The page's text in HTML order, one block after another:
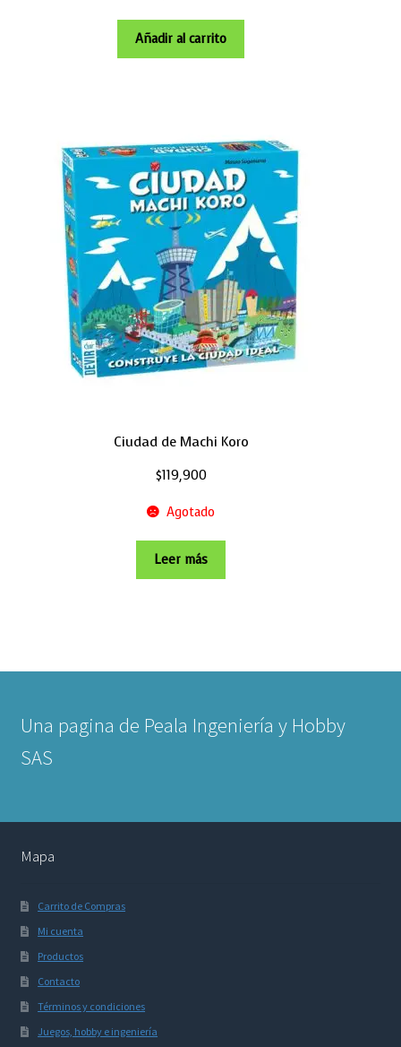
Añadir al carrito
Ciudad de Machi Koro
$119,900
Agotado
Leer más
Una pagina de Peala Ingeniería y Hobby
SAS
Mapa
Carrito de Compras
Mi cuenta
Productos
Contacto
Términos y condiciones
Juegos, hobby e ingeniería